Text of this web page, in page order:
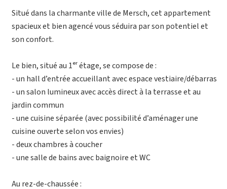
Situé dans la charmante ville de Mersch, cet appartement
spacieux et bien agencé vous séduira par son potentiel et
son confort.
Le bien, situé au 1ᵉʳ étage, se compose de :
- un hall d’entrée accueillant avec espace vestiaire/débarras
- un salon lumineux avec accès direct à la terrasse et au
jardin commun
- une cuisine séparée (avec possibilité d’aménager une
cuisine ouverte selon vos envies)
- deux chambres à coucher
- une salle de bains avec baignoire et WC
Au rez-de-chaussée :